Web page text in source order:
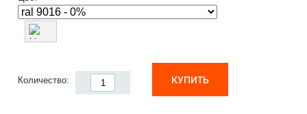
Количество: КУПИТЬ